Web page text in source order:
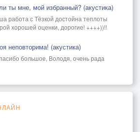
ты мне, мой избранный? (акустика)
работа с Тёзкой достойна теплоты
хорошей оценки, дорогие! ++++))!!
неповторима! (акустика)
большое, Володя, очень рада